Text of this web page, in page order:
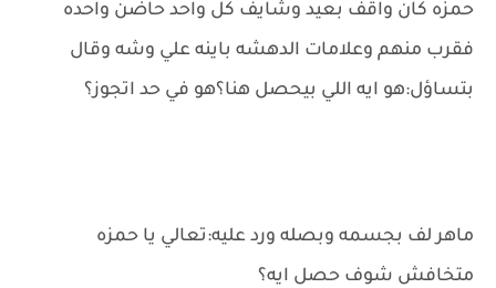
حمزه كان واقف بعيد وشايف كل واحد حاضن واحده
فقرب منهم وعلامات الدهشه باينه علي وشه وقال
بتساؤل:هو ايه اللي بيحصل هنا؟هو في حد اتجوز؟
ماهر لف بجسمه وبصله ورد عليه:تعالي يا حمزه
متخافش شوف حصل ايه؟